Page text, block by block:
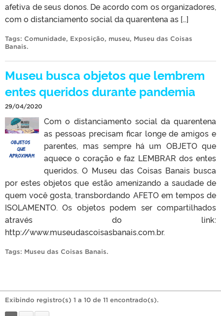
afetiva de seus donos. De acordo com os organizadores,
com o distanciamento social da quarentena as […]
Tags: Comunidade, Exposição, museu, Museu das Coisas
Banais.
Museu busca objetos que lembrem
entes queridos durante pandemia
29/04/2020
Com o distanciamento social da quarentena
as pessoas precisam ficar longe de amigos e
parentes, mas sempre há um OBJETO que
aquece o coração e faz LEMBRAR dos entes
queridos. O Museu das Coisas Banais busca
por estes objetos que estão amenizando a saudade de
quem você gosta, transbordando AFETO em tempos de
ISOLAMENTO. Os objetos podem ser compartilhados
através do link:
http://www.museudascoisasbanais.com.br.
Tags: Museu das Coisas Banais.
Exibindo registro(s) 1 a 10 de 11 encontrado(s).